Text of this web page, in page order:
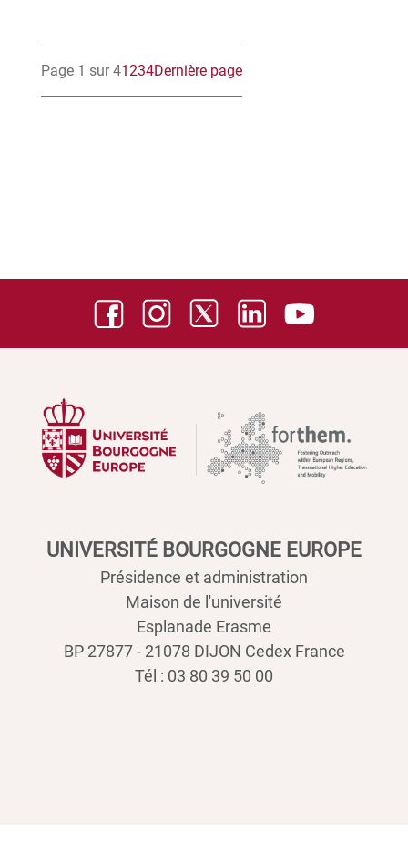
Page 1 sur 41234Dernière page
UNIVERSITÉ BOURGOGNE EUROPE
Présidence et administration
Maison de l'université
Esplanade Erasme
BP 27877 - 21078 DIJON Cedex France
Tél : 03 80 39 50 00